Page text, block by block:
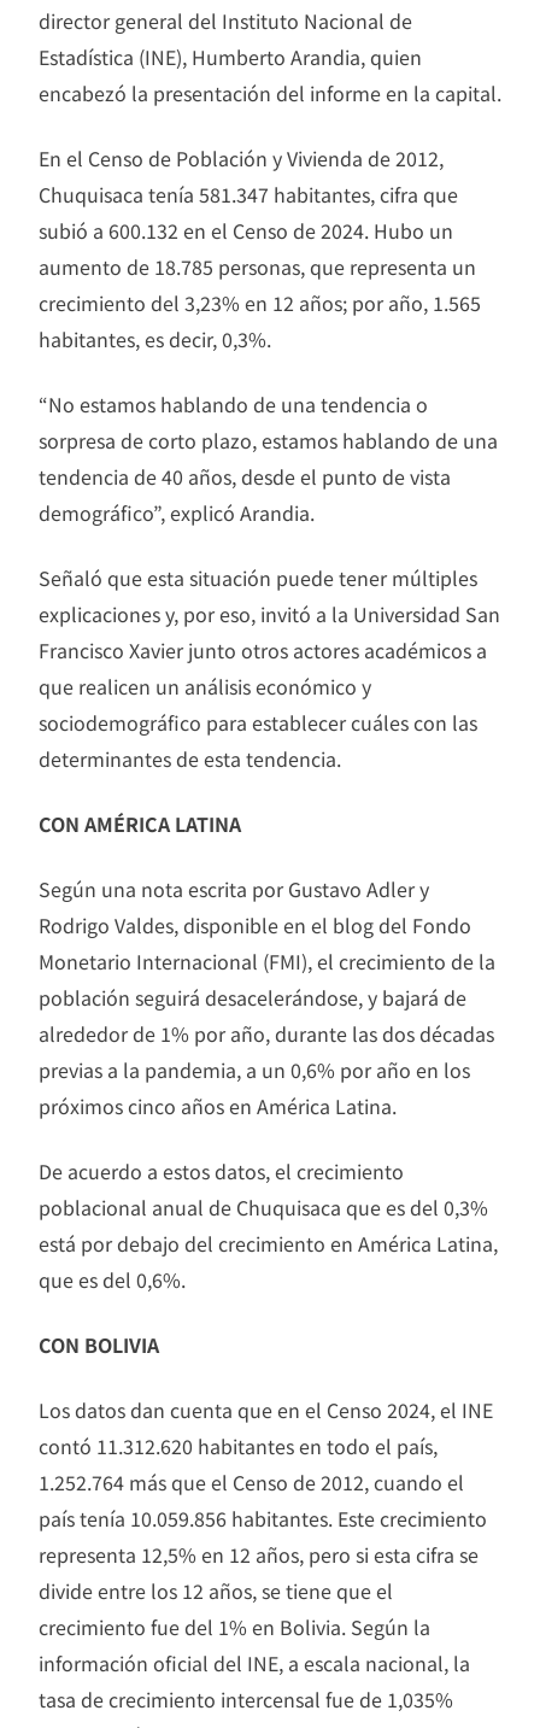
director general del Instituto Nacional de
Estadística (INE), Humberto Arandia, quien
encabezó la presentación del informe en la capital.
En el Censo de Población y Vivienda de 2012,
Chuquisaca tenía 581.347 habitantes, cifra que
subió a 600.132 en el Censo de 2024. Hubo un
aumento de 18.785 personas, que representa un
crecimiento del 3,23% en 12 años; por año, 1.565
habitantes, es decir, 0,3%.
“No estamos hablando de una tendencia o
sorpresa de corto plazo, estamos hablando de una
tendencia de 40 años, desde el punto de vista
demográfico”, explicó Arandia.
Señaló que esta situación puede tener múltiples
explicaciones y, por eso, invitó a la Universidad San
Francisco Xavier junto otros actores académicos a
que realicen un análisis económico y
sociodemográfico para establecer cuáles con las
determinantes de esta tendencia.
CON AMÉRICA LATINA
Según una nota escrita por Gustavo Adler y
Rodrigo Valdes, disponible en el blog del Fondo
Monetario Internacional (FMI), el crecimiento de la
población seguirá desacelerándose, y bajará de
alrededor de 1% por año, durante las dos décadas
previas a la pandemia, a un 0,6% por año en los
próximos cinco años en América Latina.
De acuerdo a estos datos, el crecimiento
poblacional anual de Chuquisaca que es del 0,3%
está por debajo del crecimiento en América Latina,
que es del 0,6%.
CON BOLIVIA
Los datos dan cuenta que en el Censo 2024, el INE
contó 11.312.620 habitantes en todo el país,
1.252.764 más que el Censo de 2012, cuando el
país tenía 10.059.856 habitantes. Este crecimiento
representa 12,5% en 12 años, pero si esta cifra se
divide entre los 12 años, se tiene que el
crecimiento fue del 1% en Bolivia. Según la
información oficial del INE, a escala nacional, la
tasa de crecimiento intercensal fue de 1,035%